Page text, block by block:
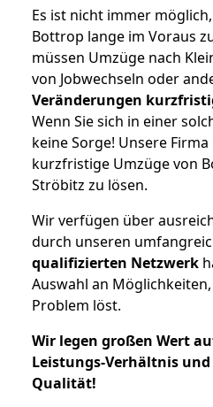
Es ist nicht immer
Bottrop lange im Voraus
müssen Umzüge nach
von Jobwechseln oder
Veränderungen
Wenn Sie sich in einer
keine Sorge! Unsere
kurzfristige Umzüge von
Ströbitz zu lösen.
Wir verfügen über
durch unseren
qualifizierten Netzwerk
Auswahl an
Problem löst.
Wir legen großen Wert
Leistungs-Verhältnis
Qualität!